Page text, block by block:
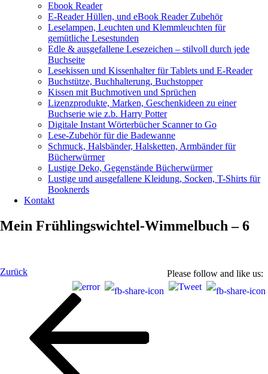
Ebook Reader
E-Reader Hüllen, und eBook Reader Zubehör
Leselampen, Leuchten und Klemmleuchten für
gemütliche Lesestunden
Edle & ausgefallene Lesezeichen – stilvoll durch jede
Buchseite
Lesekissen und Kissenhalter für Tablets und E-Reader
Buchstütze, Buchhalterung, Buchstopper
Kissen mit Buchmotiven und Sprüchen
Lizenzprodukte, Marken, Geschenkideen zu einer
Buchserie wie z.b. Harry Potter
Digitale Instant Wörterbücher Scanner to Go
Lese-Zubehör für die Badewanne
Schmuck, Halsbänder, Halsketten, Armbänder für
Bücherwürmer
Lustige Deko, Gegenstände Bücherwürmer
Lustige und ausgefallene Kleidung, Socken, T-Shirts für
Booknerds
Kontakt
Mein Frühlingswichtel-Wimmelbuch – 6
Please follow and like us:
Beitragsnavigation
Vorheriger
Zurück